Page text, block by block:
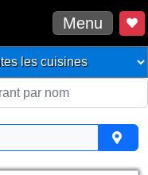
Menu